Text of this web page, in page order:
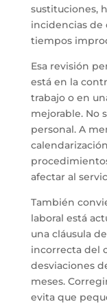
sustituciones,
incidencias de
tiempos
Esa revisión
está en la
trabajo o en
mejorable. No
personal. A
afectar al
También
laboral está
una cláusula
incorrecta del
desviaciones
meses.
evita que